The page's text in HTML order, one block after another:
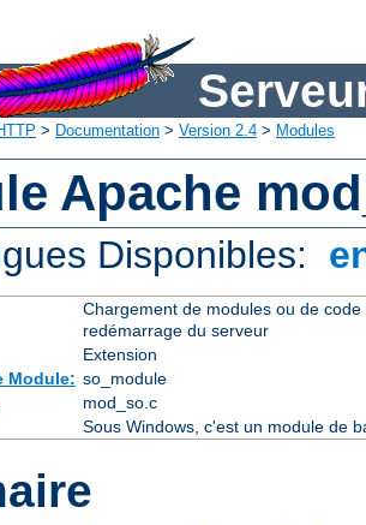
> Documentation > Version 2.4 > Modules
Apache
Disponibles:
Chargement de modules ou de
redémarrage du serveur
Extension
Module: so_module
mod_so.c
Sous Windows, c'est un module de